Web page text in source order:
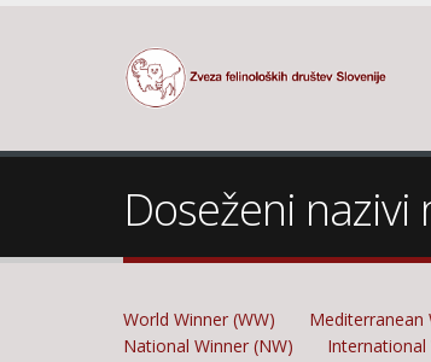
Doseženi nazivi
World Winner (WW) Mediterranean
National Winner (NW)
International